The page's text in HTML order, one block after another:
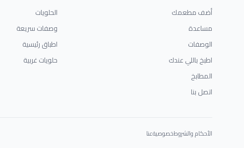
أضف مطعمك
مساعدة
الوصفات
اطبخ باللي عندك
المطابخ
اتصل بنا
الحلويات
وصفات سريعة
اطباق رئيسية
حلويات غربية
الأحكام والشروطخصوصيةعنا